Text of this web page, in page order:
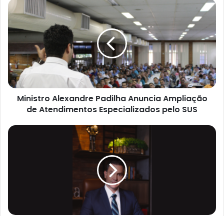
t
e
Ministro Alexandre Padilha Anuncia Ampliação
de Atendimentos Especializados pelo SUS